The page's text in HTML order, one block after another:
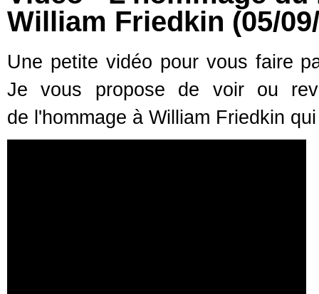
William Friedkin (05/
Une petite vidéo pour vous faire
Je vous propose de voir ou
de l'hommage à William Friedkin